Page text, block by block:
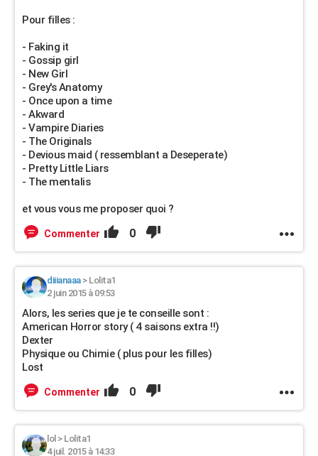
Pour filles :
- Faking it
- Gossip girl
- New Girl
- Grey's Anatomy
- Once upon a time
- Akward
- Vampire Diaries
- The Originals
- Devious maid ( ressemblant a Deseperate)
- Pretty Little Liars
- The mentalis
et vous vous me proposer quoi ?
Commenter 0
diiianaaa> Lolita1
2 juin 2015 à 09:53
Alors, les series que je te conseille sont :
American Horror story ( 4 saisons extra !!)
Dexter
Physique ou Chimie ( plus pour les filles)
Lost
Commenter 0
lol > Lolita1
4 juil. 2015 à 14:33